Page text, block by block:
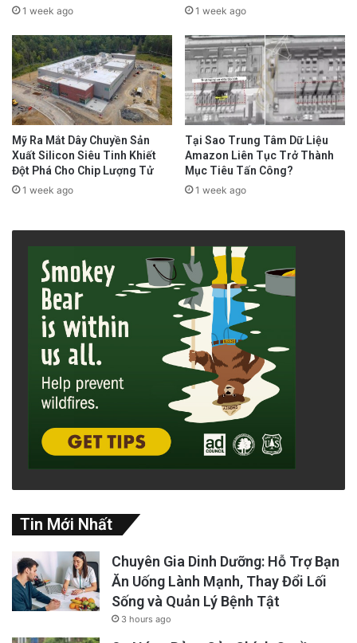
1 week ago 1 week ago
Mỹ Ra Mắt Dây Chuyền Sản
Xuất Silicon Siêu Tinh Khiết
Đột Phá Cho Chip Lượng Tử
1 week ago
Tại Sao Trung Tâm Dữ Liệu
Amazon Liên Tục Trở Thành
Mục Tiêu Tấn Công?
1 week ago
Tin Mới Nhất
Chuyên Gia Dinh Dưỡng: Hỗ Trợ Bạn
Ăn Uống Lành Mạnh, Thay Đổi Lối
Sống và Quản Lý Bệnh Tật
3 hours ago